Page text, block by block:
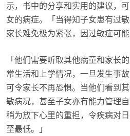
示，书中的分享和实用的建议，
女的病症。「当得知子女患有过
家长难免极为紧张，因过敏症可能
「他们需要听取其他病童和家长
常生活和上学情况，一旦发生事
可令家长不再恐惧。当他们看到
敏病况，甚至子女亦有能力管理
稍为放下心里的重担，令疾病对
至最低。」